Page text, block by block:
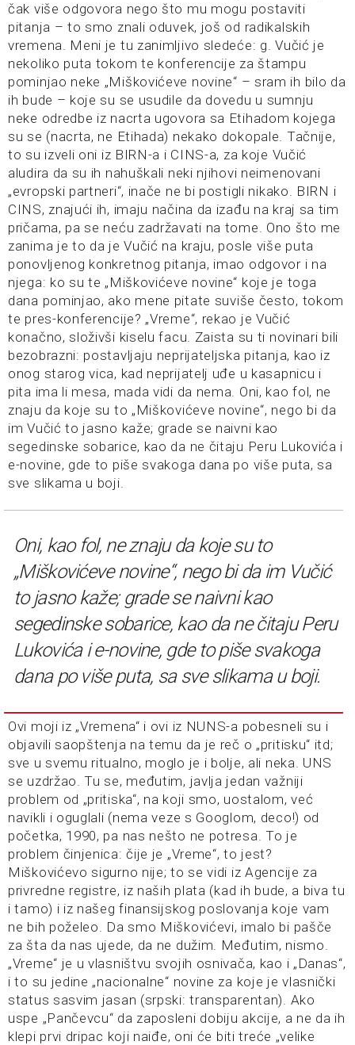
čak više odgovora nego što mu mogu postaviti
pitanja – to smo znali oduvek, još od radikalskih
vremena. Meni je tu zanimljivo sledeće: g. Vučić je
nekoliko puta tokom te konferencije za štampu
pominjao neke „Miškovićeve novine“ – sram ih bilo da
ih bude – koje su se usudile da dovedu u sumnju
neke odredbe iz nacrta ugovora sa Etihadom kojega
su se (nacrta, ne Etihada) nekako dokopale. Tačnije,
to su izveli oni iz BIRN-a i CINS-a, za koje Vučić
aludira da su ih nahuškali neki njihovi neimenovani
„evropski partneri“, inače ne bi postigli nikako. BIRN i
CINS, znajući ih, imaju načina da izađu na kraj sa tim
pričama, pa se neću zadržavati na tome. Ono što me
zanima je to da je Vučić na kraju, posle više puta
ponovljenog konkretnog pitanja, imao odgovor i na
njega: ko su te „Miškovićeve novine“ koje je toga
dana pominjao, ako mene pitate suviše često, tokom
te pres-konferencije? „Vreme“, rekao je Vučić
konačno, složivši kiselu facu. Zaista su ti novinari bili
bezobrazni: postavljaju neprijateljska pitanja, kao iz
onog starog vica, kad neprijatelj uđe u kasapnicu i
pita ima li mesa, mada vidi da nema. Oni, kao fol, ne
znaju da koje su to „Miškovićeve novine“, nego bi da
im Vučić to jasno kaže; grade se naivni kao
segedinske sobarice, kao da ne čitaju Peru Lukovića i
e-novine, gde to piše svakoga dana po više puta, sa
sve slikama u boji.
Oni, kao fol, ne znaju da koje su to
„Miškovićeve novine“, nego bi da im Vučić
to jasno kaže; grade se naivni kao
segedinske sobarice, kao da ne čitaju Peru
Lukovića i e-novine, gde to piše svakoga
dana po više puta, sa sve slikama u boji.
Ovi moji iz „Vremena“ i ovi iz NUNS-a pobesneli su i
objavili saopštenja na temu da je reč o „pritisku“ itd;
sve u svemu ritualno, moglo je i bolje, ali neka. UNS
se uzdržao. Tu se, međutim, javlja jedan važniji
problem od „pritiska“, na koji smo, uostalom, već
navikli i oguglali (nema veze s Googlom, deco!) od
početka, 1990, pa nas nešto ne potresa. To je
problem činjenica: čije je „Vreme“, to jest?
Miškovićevo sigurno nije; to se vidi iz Agencije za
privredne registre, iz naših plata (kad ih bude, a biva tu
i tamo) i iz našeg finansijskog poslovanja koje vam
ne bih poželeo. Da smo Miškovićevi, imalo bi pašče
za šta da nas ujede, da ne dužim. Međutim, nismo.
„Vreme“ je u vlasništvu svojih osnivača, kao i „Danas“,
i to su jedine „nacionalne“ novine za koje je vlasnički
status sasvim jasan (srpski: transparentan). Ako
uspe „Pančevcu“ da zaposleni dobiju akcije, a ne da ih
klepi prvi dripac koji naiđe, oni će biti treće „velike